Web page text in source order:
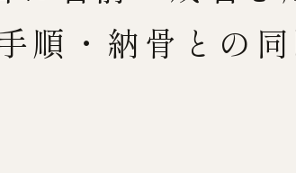
順・納骨との